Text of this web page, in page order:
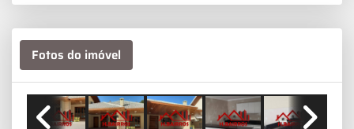
Fotos do imóvel